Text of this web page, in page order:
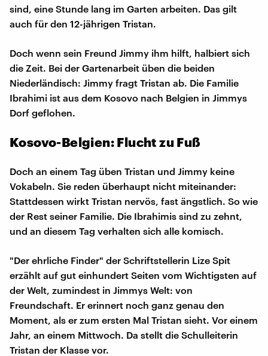
sind, eine Stunde lang im Garten arbeiten. Das gilt
auch für den 12-jährigen Tristan.
Doch wenn sein Freund Jimmy ihm hilft, halbiert sich
die Zeit. Bei der Gartenarbeit üben die beiden
Niederländisch: Jimmy fragt Tristan ab. Die Familie
Ibrahimi ist aus dem Kosovo nach Belgien in Jimmys
Dorf geflohen.
Kosovo-Belgien: Flucht zu Fuß
Doch an einem Tag üben Tristan und Jimmy keine
Vokabeln. Sie reden überhaupt nicht miteinander:
Stattdessen wirkt Tristan nervös, fast ängstlich. So wie
der Rest seiner Familie. Die Ibrahimis sind zu zehnt,
und an diesem Tag verhalten sich alle komisch.
"Der ehrliche Finder" der Schriftstellerin Lize Spit
erzählt auf gut einhundert Seiten vom Wichtigsten auf
der Welt, zumindest in Jimmys Welt: von
Freundschaft. Er erinnert noch ganz genau den
Moment, als er zum ersten Mal Tristan sieht. Vor einem
Jahr, an einem Mittwoch. Da stellt die Schulleiterin
Tristan der Klasse vor.